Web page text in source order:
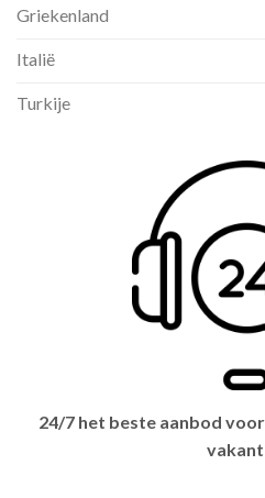
Griekenland
Italië
Turkije
24/7 het beste aanbod